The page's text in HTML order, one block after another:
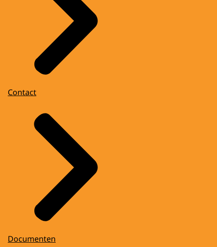
Contact
Documenten